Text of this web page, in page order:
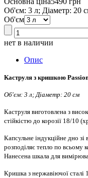
Об'єм: 3 л; Діаметр: 20
Об'єм
нет в наличии
Опис
Каструля з кришкою
Об'єм: 3 л; Діаметр: 20 см
Каструля виготовлена з
стійкістю до корозії 18/10
Капсульне індукційне дно
розподіляє тепло по всьому
Нанесена шкала для
Кришка з нержавіючої сталі